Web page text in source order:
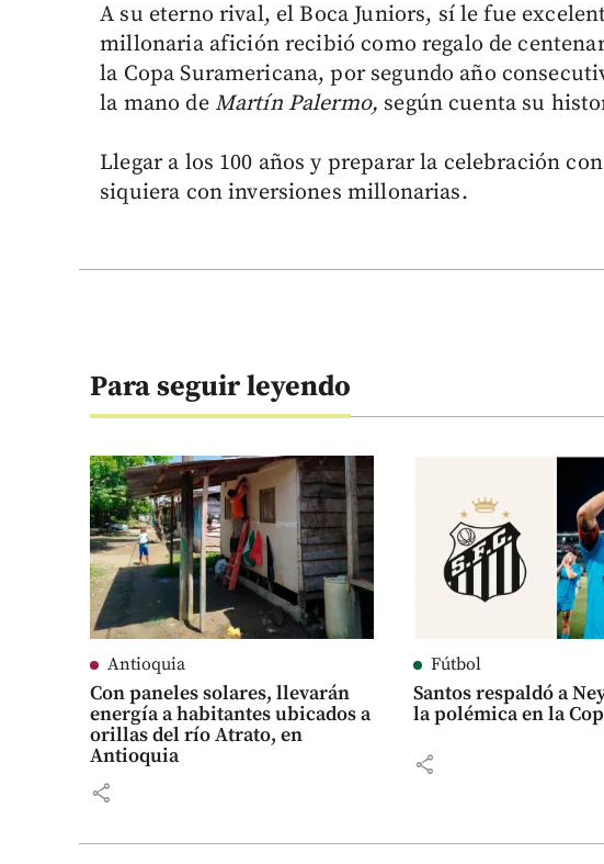
A su eterno rival, el Boca Juniors, sí le fue
millonaria afición recibió como regalo de
la Copa Suramericana, por segundo año
la mano de Martín Palermo, según cuenta su
Llegar a los 100 años y preparar la celebración
siquiera con inversiones millonarias.
Para seguir leyendo
Antioquia
Con paneles solares, llevarán
energía a habitantes ubicados a
orillas del río Atrato, en
Antioquia
share
Fútbol
Santos respaldó a
la polémica en la
share